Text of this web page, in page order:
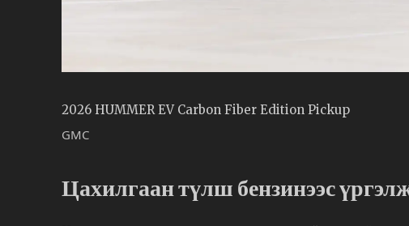
2026 HUMMER EV Carbon Fiber Edition Pickup
GMC
Цахилгаан түлш бензинээс